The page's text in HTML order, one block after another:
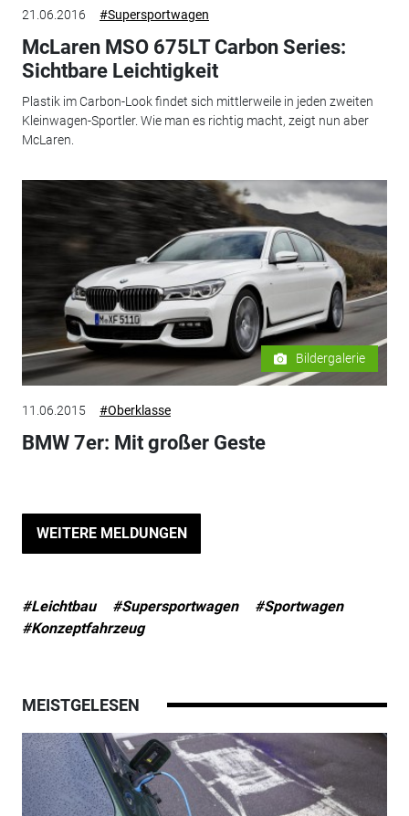
21.06.2016 #Supersportwagen
McLaren MSO 675LT Carbon Series:
Sichtbare Leichtigkeit
Plastik im Carbon-Look findet sich mittlerweile in jeden zweiten
Kleinwagen-Sportler. Wie man es richtig macht, zeigt nun aber
McLaren.
Bildergalerie
11.06.2015 #Oberklasse
BMW 7er: Mit großer Geste
WEITERE MELDUNGEN
#Leichtbau #Supersportwagen
#Sportwagen
#Konzeptfahrzeug
MEISTGELESEN